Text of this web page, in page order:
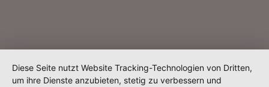
Diese Seite nutzt Website Tracking-Technologien von Dritten,
um ihre Dienste anzubieten, stetig zu verbessern und